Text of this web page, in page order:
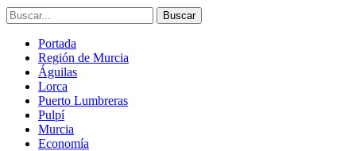
Portada
Región de Murcia
Águilas
Lorca
Puerto Lumbreras
Pulpí
Murcia
Economía